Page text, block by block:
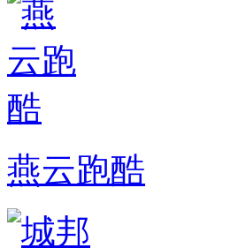
燕云跑酷